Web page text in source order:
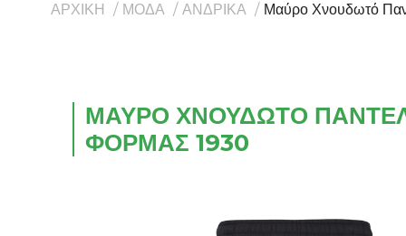
ΑΡΧΙΚΗ ΜΟΔΑ ΑΝΔΡΙΚΑ Μαύρο Χνουδωτό
ΜΑΎΡΟ ΧΝΟΥΔΩΤΌ
ΦΌΡΜΑΣ 1930